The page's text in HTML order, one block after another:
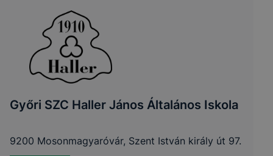
Győri SZC Haller János Általános Iskola
9200 Mosonmagyaróvár, Szent István király út 97.